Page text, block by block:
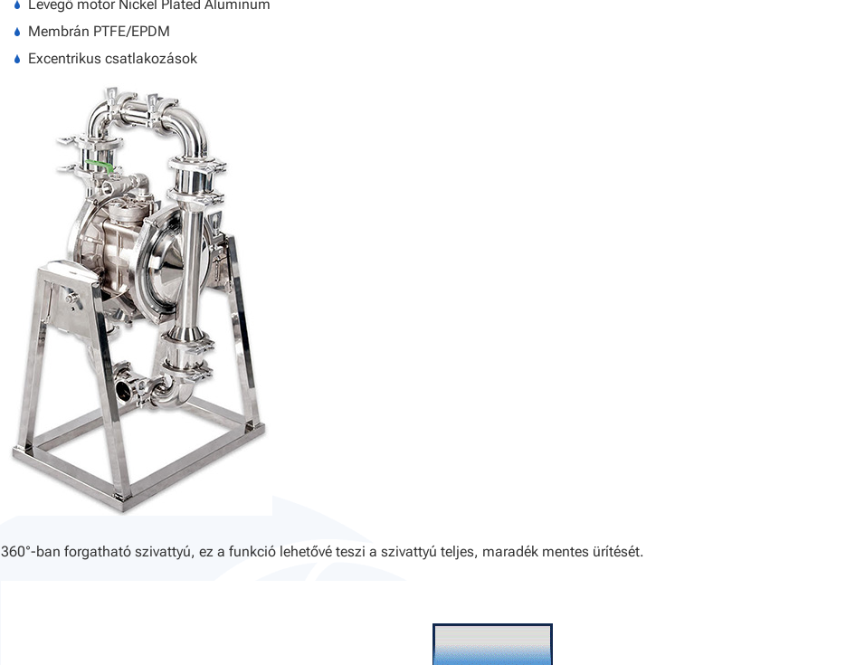
Levegő motor Nickel Plated Aluminum
Membrán PTFE/EPDM
Excentrikus csatlakozások
360°-ban forgatható szivattyú, ez a funkció lehetővé teszi a szivattyú teljes, maradék mentes ürítését.